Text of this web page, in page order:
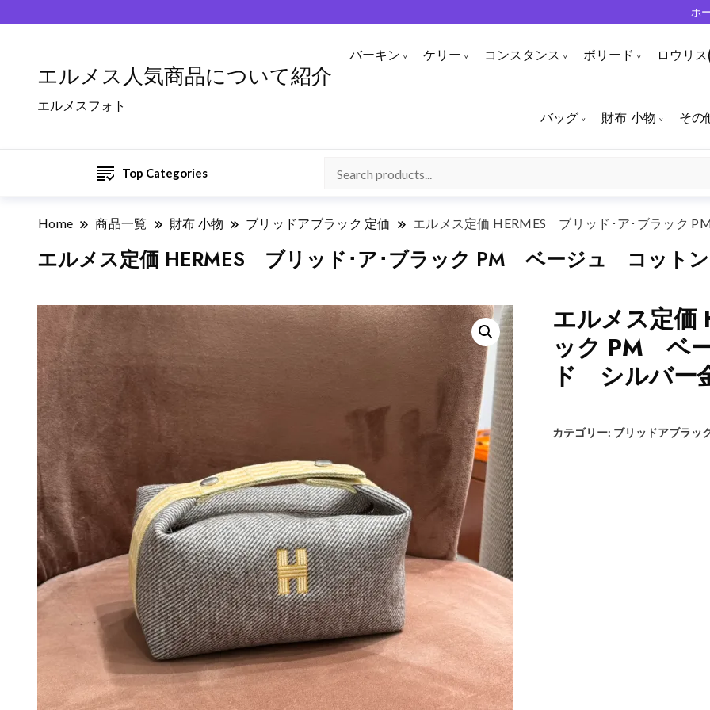
ホ
エルメス人気商品について紹介
エルメスフォト
バーキン ケリー コンスタンス ボリード ロウリ
バッグ 財布 小物 その
Top Categories
Home 商品一覧 財布 小物 ブリッドアブラック 定価 エルメス定価 HERMES ブリッド･ア･ブラック
エルメス定価 HERMES ブリッド･ア･ブラック PM ベージュ コット
エルメス定価
ック PM ベ
ド シルバー
カテゴリー: ブリッドアブラッ